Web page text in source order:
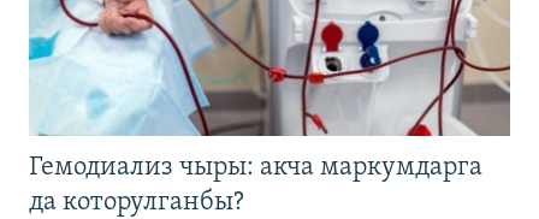
Гемодиализ чыры: акча маркумдарга
да которулганбы?